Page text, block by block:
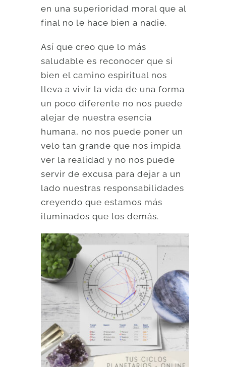
en una superioridad moral que al
final no le hace bien a nadie.
Así que creo que lo más
saludable es reconocer que si
bien el camino espiritual nos
lleva a vivir la vida de una forma
un poco diferente no nos puede
alejar de nuestra esencia
humana, no nos puede poner un
velo tan grande que nos impida
ver la realidad y no nos puede
servir de excusa para dejar a un
lado nuestras responsabilidades
creyendo que estamos más
iluminados que los demás.